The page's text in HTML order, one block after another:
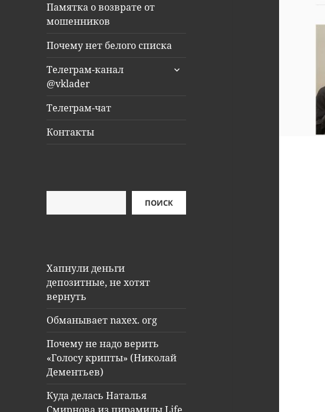
Памятка о возврате от
мошенников
Почему нет белого списка
Телеграм-канал
@vklader
раскрыть
Телеграм-чат
Контакты
ПОИСК
Хапнули деньги
депозитные, не хотят
вернуть
Обманывает naxex. org
Почему не надо верить
«Голосу крипты» (Николай
Дементьев)
Куда делась Наталья